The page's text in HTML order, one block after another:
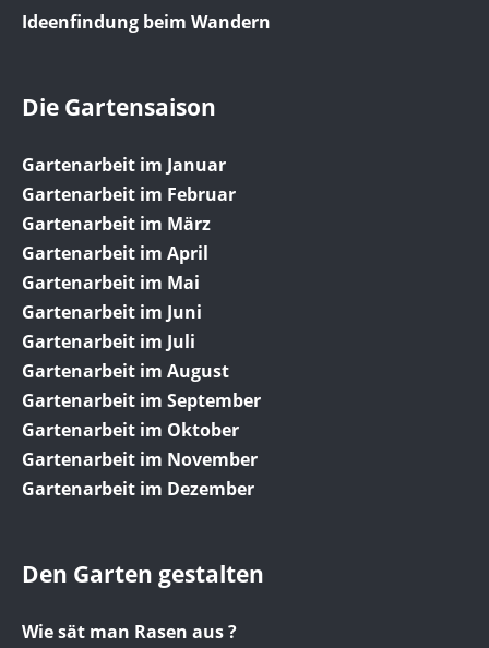
Ideenfindung beim Wandern
Die Gartensaison
Gartenarbeit im Januar
Gartenarbeit im Februar
Gartenarbeit im März
Gartenarbeit im April
Gartenarbeit im Mai
Gartenarbeit im Juni
Gartenarbeit im Juli
Gartenarbeit im August
Gartenarbeit im September
Gartenarbeit im Oktober
Gartenarbeit im November
Gartenarbeit im Dezember
Den Garten gestalten
Wie sät man Rasen aus ?